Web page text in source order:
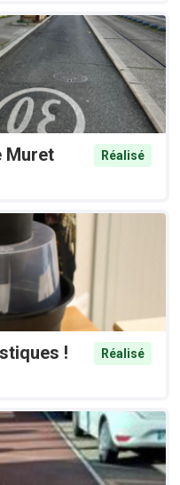
Muret
Réalisé
!
Réalisé